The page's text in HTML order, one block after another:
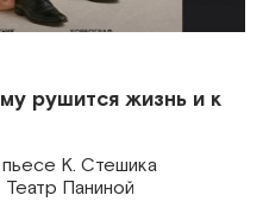
рушится жизнь и к
К. Стешика
Паниной